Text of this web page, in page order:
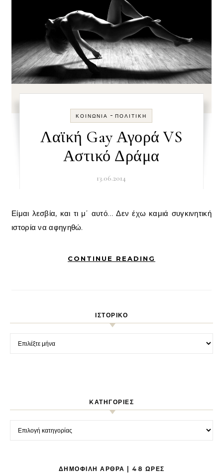
ΚΟΙΝΩΝΊΑ -ΠΟΛΙΤΙΚΉ
Λαϊκή Gay Αγορά VS
Αστικό Δράμα
13.06.2014
Είμαι λεσβία, και τι μ΄ αυτό… Δεν έχω καμιά συγκινητική
ιστορία να αφηγηθώ.
CONTINUE READING
ΙΣΤΟΡΙΚΌ
Ιστορικό
KΑΤΗΓΟΡΊΕΣ
Kατηγορίες
ΔΗΜΟΦΙΛΉ ΆΡΘΡΑ | 48 ΏΡΕΣ